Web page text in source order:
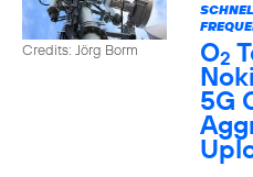
Credits: Jörg Borm O2
5G